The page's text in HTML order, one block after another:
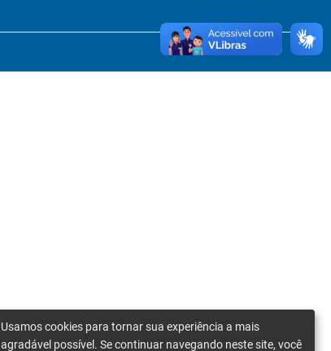
Usamos cookies para tornar sua experiência a mais
agradável possível. Se continuar navegando neste site, você